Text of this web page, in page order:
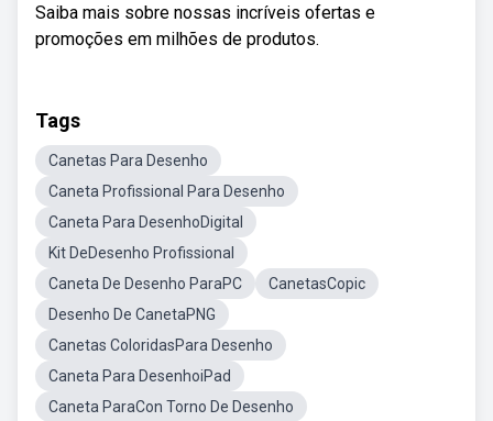
Saiba mais sobre nossas incríveis ofertas e
promoções em milhões de produtos.
Tags
Canetas Para Desenho
Caneta Profissional Para Desenho
Caneta Para DesenhoDigital
Kit DeDesenho Profissional
Caneta De Desenho ParaPC
CanetasCopic
Desenho De CanetaPNG
Canetas ColoridasPara Desenho
Caneta Para DesenhoiPad
Caneta ParaCon Torno De Desenho